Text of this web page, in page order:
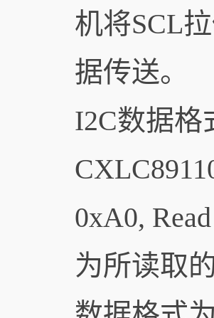
机将SCL
据传送。
I2C数据格
0xA0,
为所读取